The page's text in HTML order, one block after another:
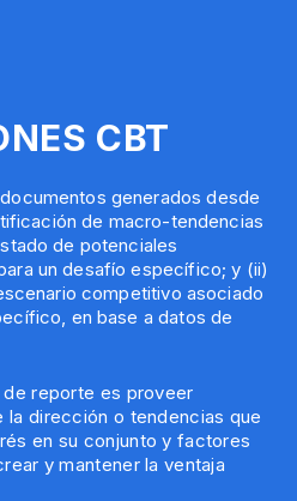
CBT
generados desde
de macro-tendencias
de potenciales
un desafío específico; y (ii)
competitivo asociado
en base a datos de
reporte es proveer
dirección o tendencias que
en su conjunto y factores
y mantener la ventaja